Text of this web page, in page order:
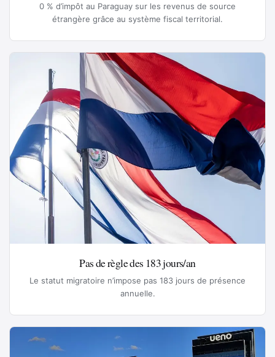
0 % d’impôt au Paraguay sur les revenus de source
étrangère grâce au système fiscal territorial.
Pas de règle des 183 jours/an
Le statut migratoire n’impose pas 183 jours de présence
annuelle.